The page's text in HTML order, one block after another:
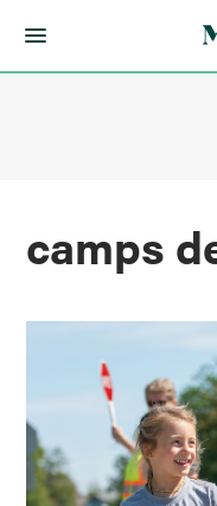
camps